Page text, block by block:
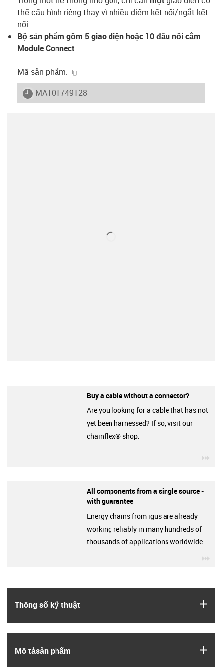
thể cấu hình riêng thay vì nhiều điểm kết nối/ngắt kết
nối.
Bộ sản phẩm gồm 5 giao diện hoặc 10 đầu nối cắm
Module Connect
Mã sản phẩm.
igus-icon-lieferzeit
MAT01749128
Thông số kỹ thuật
Mô tả­sản phẩm
Buy a cable without a connector?
Are you looking for a cable that has not
yet been harnessed? If so, visit our
chainflex® shop.
All components from a single source -
with guarantee
Energy chains from igus are already
working reliably in many hundreds of
thousands of applications worldwide.